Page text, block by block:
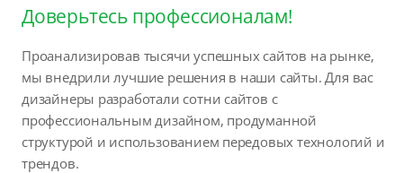
Доверьтесь профессионалам!
Проанализировав тысячи успешных сайтов на рынке,
мы внедрили лучшие решения в наши сайты. Для вас
дизайнеры разработали сотни сайтов с
профессиональным дизайном, продуманной
структурой и использованием передовых технологий и
трендов.